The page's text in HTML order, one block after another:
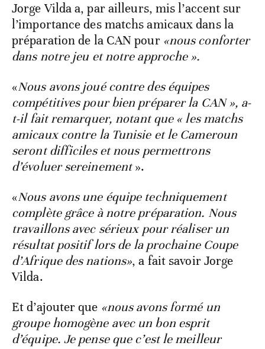
Jorge Vilda a, par ailleurs, mis l’accent sur
l’importance des matchs amicaux dans la
préparation de la CAN pour «nous conforter
dans notre jeu et notre approche ».
«Nous avons joué contre des équipes
compétitives pour bien préparer la CAN », a-
t-il fait remarquer, notant que « les matchs
amicaux contre la Tunisie et le Cameroun
seront difficiles et nous permettrons
d’évoluer sereinement».
«Nous avons une équipe techniquement
complète grâce à notre préparation. Nous
travaillons avec sérieux pour réaliser un
résultat positif lors de la prochaine Coupe
d’Afrique des nations», a fait savoir Jorge
Vilda.
Et d’ajouter que «nous avons formé un
groupe homogène avec un bon esprit
d’équipe. Je pense que c’est le meilleur